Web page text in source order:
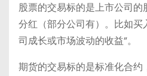
股票的交易标的是上市公司
分红（部分公司有）。比如
司成长或市场波动的收益”。
期货的交易标的是标准化合